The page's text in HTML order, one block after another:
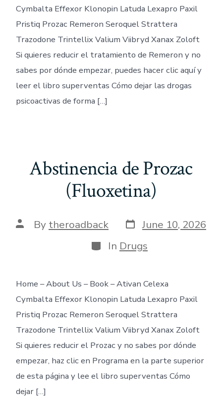
Cymbalta Effexor Klonopin Latuda Lexapro Paxil
Pristiq Prozac Remeron Seroquel Strattera
Trazodone Trintellix Valium Viibryd Xanax Zoloft
Si quieres reducir el tratamiento de Remeron y no
sabes por dónde empezar, puedes hacer clic aquí y
leer el libro superventas Cómo dejar las drogas
psicoactivas de forma […]
Abstinencia de Prozac
(Fluoxetina)
Post
author
By theroadback Post
date
June 10, 2026
Categories
In Drugs
Home – About Us – Book – Ativan Celexa
Cymbalta Effexor Klonopin Latuda Lexapro Paxil
Pristiq Prozac Remeron Seroquel Strattera
Trazodone Trintellix Valium Viibryd Xanax Zoloft
Si quieres reducir el Prozac y no sabes por dónde
empezar, haz clic en Programa en la parte superior
de esta página y lee el libro superventas Cómo
dejar […]